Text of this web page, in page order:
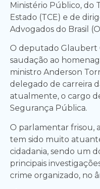
Ministério Público, do
Estado (TCE) e de
Advogados do Brasil
O deputado Glaubert
saudação ao
ministro Anderson
delegado de carreira
atualmente, o cargo
Segurança Pública.
O parlamentar frisou,
tem sido muito
cidadania, sendo um
principais
crime organizado, no